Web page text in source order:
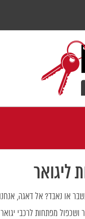
ליגואר
או נאבד? אל דאגה,
ושכפול מפתחות לרכבי